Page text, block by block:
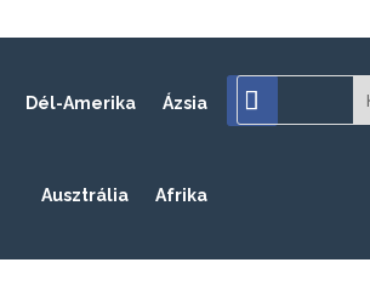
Dél-Amerika Ázsia
Ausztrália Afrika